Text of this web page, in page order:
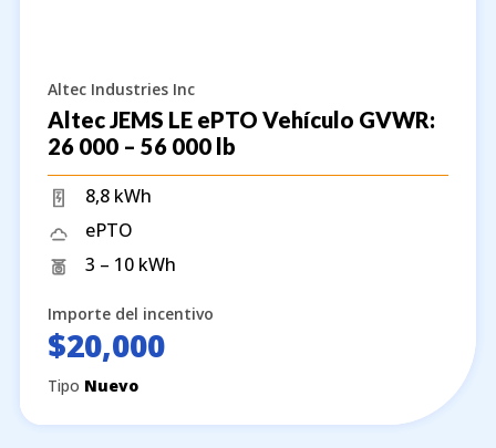
Altec Industries Inc
Altec JEMS LE ePTO Vehículo GVWR:
26 000 – 56 000 lb
8,8 kWh
ePTO
3 – 10 kWh
Importe del incentivo
$20,000
Tipo Nuevo